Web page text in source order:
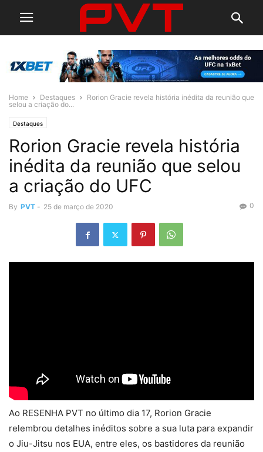
Home Destaques
Rorion Gracie revela história inédita da reunião que
selou a criação do...
Destaques
Rorion Gracie revela história
inédita da reunião que selou
a criação do UFC
By PVT - 25 de março de 2020 0
Ao RESENHA PVT no último dia 17, Rorion Gracie
relembrou detalhes inéditos sobre a sua luta para expandir
o Jiu-Jitsu nos EUA, entre eles, os bastidores da reunião